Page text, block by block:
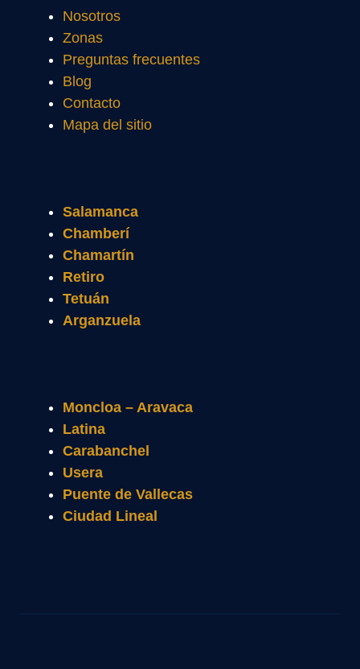
Nosotros
Zonas
Preguntas frecuentes
Blog
Contacto
Mapa del sitio
Salamanca
Chamberí
Chamartín
Retiro
Tetuán
Arganzuela
Moncloa – Aravaca
Latina
Carabanchel
Usera
Puente de Vallecas
Ciudad Lineal